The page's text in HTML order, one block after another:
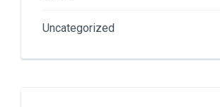
Uncategorized